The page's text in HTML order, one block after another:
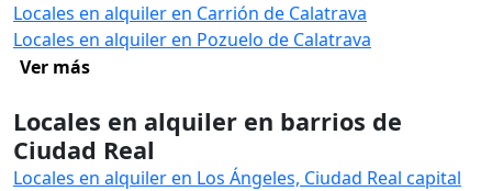
Locales en alquiler en Carrión de Calatrava
Locales en alquiler en Pozuelo de Calatrava
Ver más
Locales en alquiler en barrios de
Ciudad Real
Locales en alquiler en Los Ángeles, Ciudad Real capital